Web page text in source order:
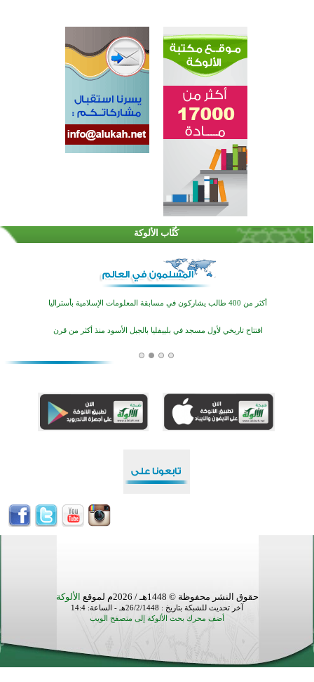
كُتَّاب الألوكة
القرآن والتربية في صدارة البرامج الصيفية للمسلمين في بينزا وساراتوف وموردوفيا هذا العام
اختتام الدورة التاسعة لمسابقة حفظ وتلاوة القرآن الكريم في أزناكاييف
أكثر من 100 شخص يتعرفون على الإسلام خلال يوم المسجد المفتوح في ميلفيل
اختتام منافسات قرآنية متميزة في بنغلاديش بمشاركة 3000 متسابق
أكثر من 400 طالب يشاركون في مسابقة المعلومات الإسلامية بأستراليا
افتتاح تاريخي لأول مسجد في بلييفليا بالجبل الأسود منذ أكثر من قرن
منطقة ريبوفسي تحتفل بميلاد مسجد جديد في أجواء إيمانية مميزة
القرآن والتربية في صدارة البرامج الصيفية للمسلمين في بينزا وساراتوف وموردوفيا هذا العام
حقوق النشر محفوظة © 1448هـ / 2026م لموقع الألوكة
آخر تحديث للشبكة بتاريخ : 26/2/1448هـ - الساعة: 14:4
أضف محرك بحث الألوكة إلى متصفح الويب